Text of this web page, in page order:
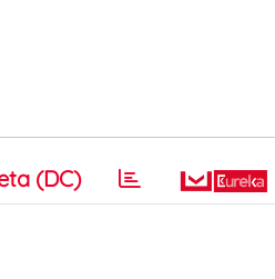
(DC)